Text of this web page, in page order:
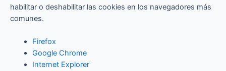
habilitar o deshabilitar las cookies en los navegadores más
comunes.
Firefox
Google Chrome
Internet Explorer